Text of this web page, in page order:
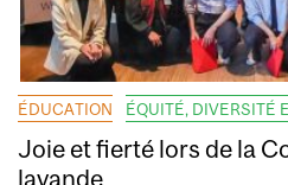
ÉDUCATION ÉQUITÉ, DIVERSITÉ
Joie et fierté lors de la
lavande